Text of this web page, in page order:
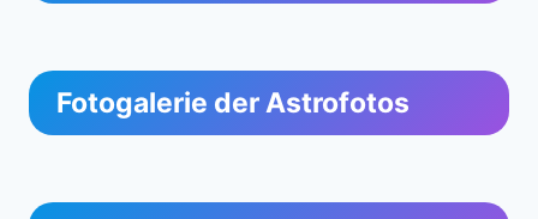
Fotogalerie der Astrofotos